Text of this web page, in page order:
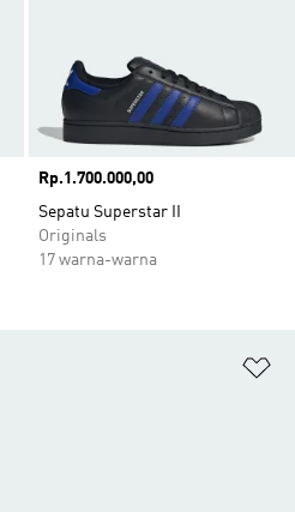
Harga
Rp.1.700.000,00
Sepatu Superstar II
Originals
17 warna-warna